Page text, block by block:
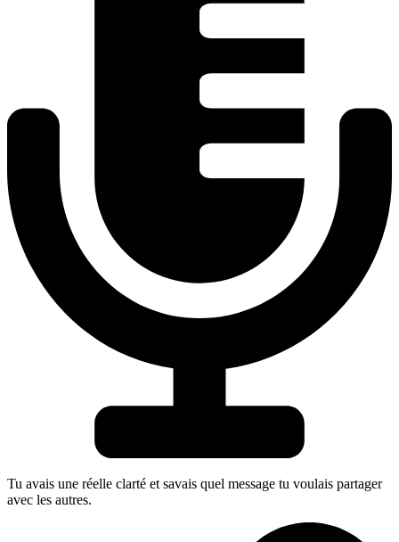
Tu avais une réelle clarté et savais quel message tu voulais partager
avec les autres.